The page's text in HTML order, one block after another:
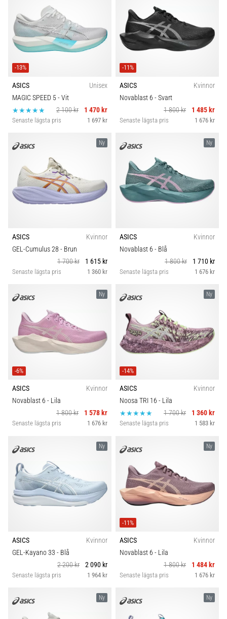
-13%
ASICS
Unisex
MAGIC SPEED 5- Vit
2 100 kr
1 470 kr
Senaste lägsta pris 1 697 kr
-11%
ASICS
Kvinnor
Novablast 6 - Svart
1 800 kr
1 485 kr
Senaste lägsta pris 1 676 kr
Ny
ASICS
Kvinnor
GEL-Cumulus 28 - Brun
1 700 kr
1 615 kr
Senaste lägsta pris 1 360 kr
Ny
ASICS
Kvinnor
Novablast 6 - Blå
1 800 kr
1 710 kr
Senaste lägsta pris 1 676 kr
Ny
-6%
ASICS
Kvinnor
Novablast 6 - Lila
1 800 kr
1 578 kr
Senaste lägsta pris 1 676 kr
Ny
-14%
ASICS
Kvinnor
Noosa TRI 16 - Lila
1 700 kr
1 360 kr
Senaste lägsta pris 1 583 kr
Ny
ASICS
Kvinnor
GEL-Kayano 33 - Blå
2 200 kr
2 090 kr
Senaste lägsta pris 1 964 kr
Ny
-11%
ASICS
Kvinnor
Novablast 6 - Lila
1 800 kr
1 484 kr
Senaste lägsta pris 1 676 kr
Ny Ny